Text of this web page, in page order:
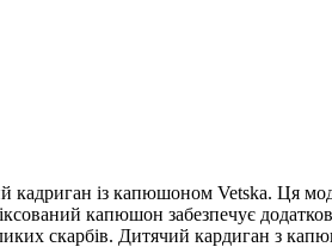
із капюшоном Vetska. Ця
капюшон забезпечує
скарбів. Дитячий кардиган з